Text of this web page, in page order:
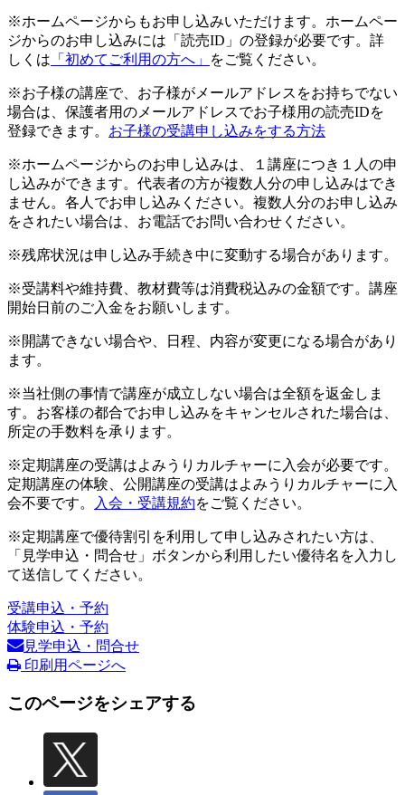
※ホームページからもお申し込みいただけます。ホームペー
ジからのお申し込みには「読売ID」の登録が必要です。詳
しくは 「初めてご利用の方へ」 をご覧ください。
※お子様の講座で、お子様がメールアドレスをお持ちでない
場合は、保護者用のメールアドレスでお子様用の読売IDを
登録できます。 お子様の受講申し込みをする方法
※ホームページからのお申し込みは、１講座につき１人の申
し込みができます。代表者の方が複数人分の申し込みはでき
ません。各人でお申し込みください。複数人分のお申し込み
をされたい場合は、お電話でお問い合わせください。
※残席状況は申し込み手続き中に変動する場合があります。
※受講料や維持費、教材費等は消費税込みの金額です。講座
開始日前のご入金をお願いします。
※開講できない場合や、日程、内容が変更になる場合があり
ます。
※当社側の事情で講座が成立しない場合は全額を返金しま
す。お客様の都合でお申し込みをキャンセルされた場合は、
所定の手数料を承ります。
※定期講座の受講はよみうりカルチャーに入会が必要です。
定期講座の体験、公開講座の受講はよみうりカルチャーに入
会不要です。
入会・受講規約をご覧ください。
※定期講座で優待割引を利用して申し込みされたい方は、
「見学申込・問合せ」ボタンから利用したい優待名を入力し
て送信してください。
受講申込・予約
体験申込・予約
見学申込・問合せ
印刷用ページへ
このページをシェアする